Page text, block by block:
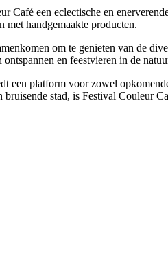
Café een eclectische en
met handgemaakte producten.
om te genieten van de
en feestvieren in de
platform voor zowel
stad, is Festival Couleur